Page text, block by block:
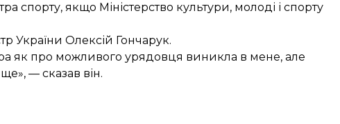
спорту, якщо Міністерство культури, молоді і спорту
України Олексій Гончарук.
як про можливого урядовця виникла в мене, але
— сказав він.